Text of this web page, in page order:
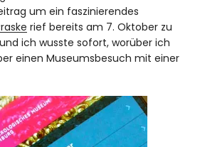
um ein faszinierendes
rief bereits am 7. Oktober zu
ich wusste sofort, worüber ich
einen Museumsbesuch mit einer